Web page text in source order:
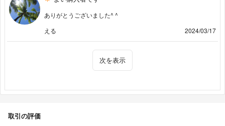
ありがとうございました^ ^
える
2024/03/17
次を表示
取引の評価